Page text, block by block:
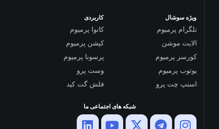
ویژه سوشال
تلگرام پرمیوم
الایت موشن
کورسر پرمیوم
یوتوب پرمیوم
اسنپ چت پرو
کاربردی
کانوا پرمیوم
کپشن پرمیوم
پرسونا پرمیوم
وست پرو
فلش گت کید
شبکه های اجتماعی ما